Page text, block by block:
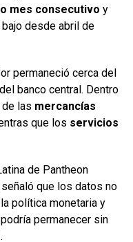
mes consecutivo y
desde abril de
permaneció cerca del
banco central. Dentro
las mercancías
que los servicios
de Pantheon
que los datos no
política monetaria y
permanecer sin